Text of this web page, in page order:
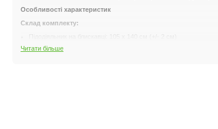
Особливості характеристик
Склад комплекту:
Наволочка: 50 х 70 см (+/- 2 см)
Читати більше